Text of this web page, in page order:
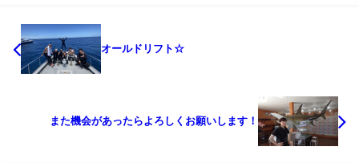
オールドリフト☆
また機会があったらよろしくお願いします！